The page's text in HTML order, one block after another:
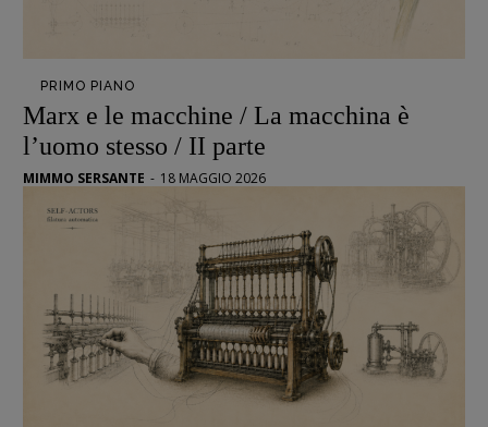
PRIMO PIANO
Marx e le macchine / La macchina è
l’uomo stesso / II parte
MIMMO SERSANTE - 18 MAGGIO 2026